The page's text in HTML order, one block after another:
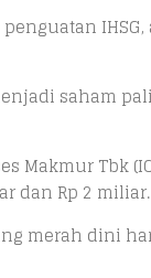
saham
Makmur Tbk
dan Rp 2 miliar.
merah dini